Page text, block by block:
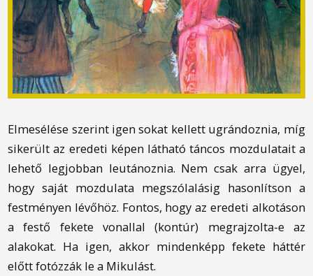
Elmesélése szerint igen sokat kellett ugrándoznia, míg
sikerült az eredeti képen látható táncos mozdulatait a
lehető legjobban leutánoznia. Nem csak arra ügyel,
hogy saját mozdulata megszólalásig hasonlítson a
festményen lévőhöz. Fontos, hogy az eredeti alkotáson
a festő fekete vonallal (kontúr) megrajzolta-e az
alakokat. Ha igen, akkor mindenképp fekete háttér
előtt fotózzák le a Mikulást.